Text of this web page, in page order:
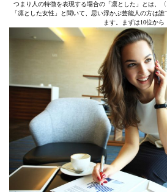
つまり人の特徴を表現する場合の「凛とした」とは、
「凛とした女性」と聞いて、思い浮かぶ芸能人の方は
ます。まずは10位から